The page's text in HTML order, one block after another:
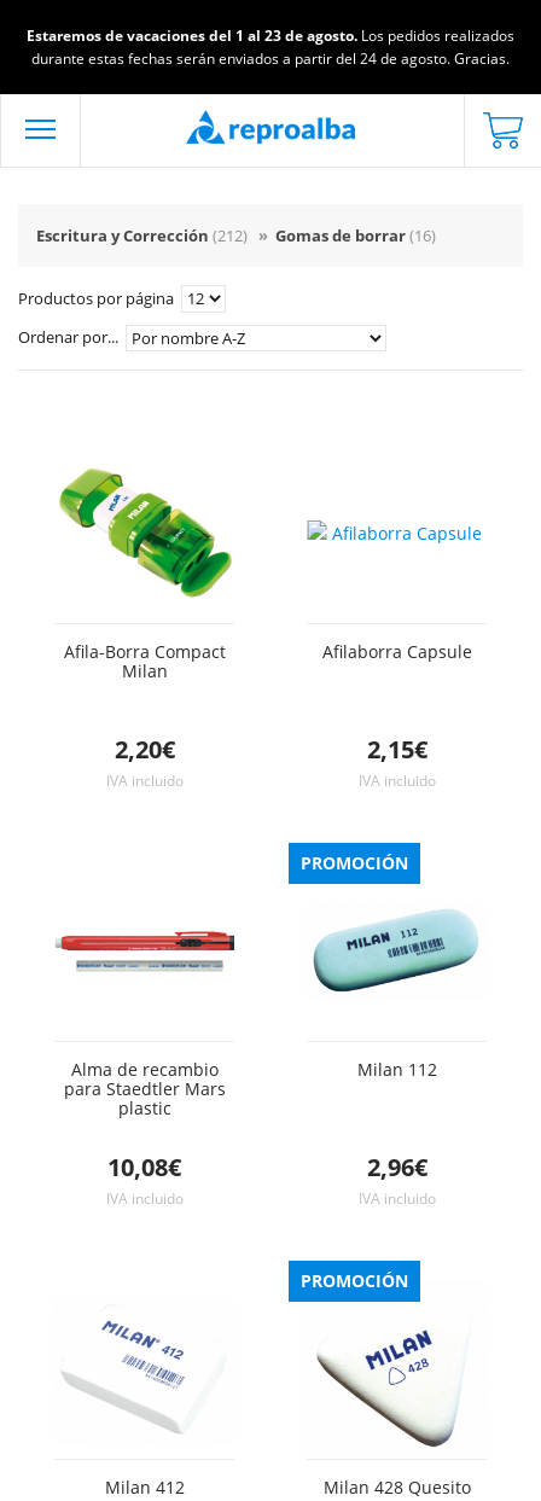
Estaremos de vacaciones del 1 al 23 de agosto. Los pedidos realizados
durante estas fechas serán enviados a partir del 24 de agosto. Gracias.
Escritura y Corrección (212) » Gomas de borrar(16)
Productos por página
Ordenar por...
Afila-Borra Compact
Milan
2,20€
IVA incluido
Afilaborra Capsule
2,15€
IVA incluido
Alma de recambio
para Staedtler Mars
plastic
10,08€
IVA incluido
PROMOCIÓN
Milan 112
2,96€
IVA incluido
Milan 412
PROMOCIÓN
Milan 428 Quesito